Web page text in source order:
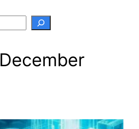
December